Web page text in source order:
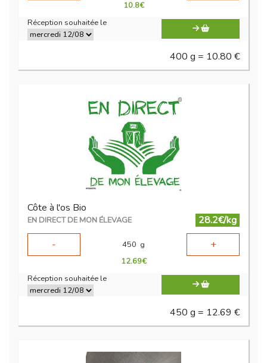
10.8€
Réception souhaitée le
400 g = 10.80 €
Côte à l'os Bio
EN DIRECT DE MON ÉLEVAGE
28.2€/kg
-
450 g +
12.69€
Réception souhaitée le
450 g = 12.69 €